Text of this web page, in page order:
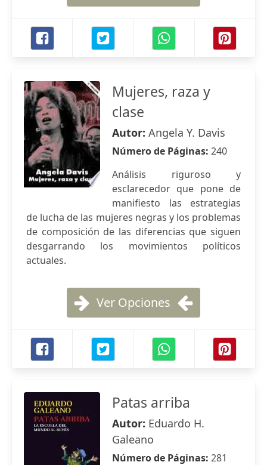
Mujeres, raza y
clase
Autor: Angela Y. Davis
Número de Páginas: 240
Análisis riguroso y
esclarecedor que pone de
manifiesto las estrategias
de lucha de las mujeres negras y los problemas
de composición de las diferencias que siguen
desgarrando los movimientos políticos
actuales.
Ver Opciones
Patas arriba
Autor: Eduardo H.
Galeano
Número de Páginas: 281